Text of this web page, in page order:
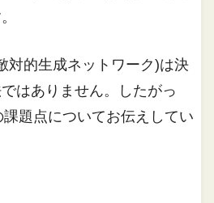
対的生成ネットワーク)は決
はありません。したがっ
題点についてお伝えしてい